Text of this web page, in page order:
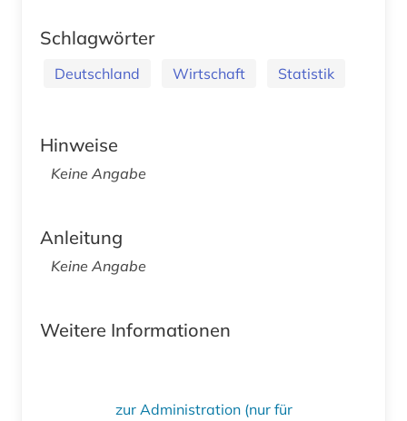
Schlagwörter
Deutschland Wirtschaft Statistik
Hinweise
Keine Angabe
Anleitung
Keine Angabe
Weitere Informationen
zur Administration (nur für